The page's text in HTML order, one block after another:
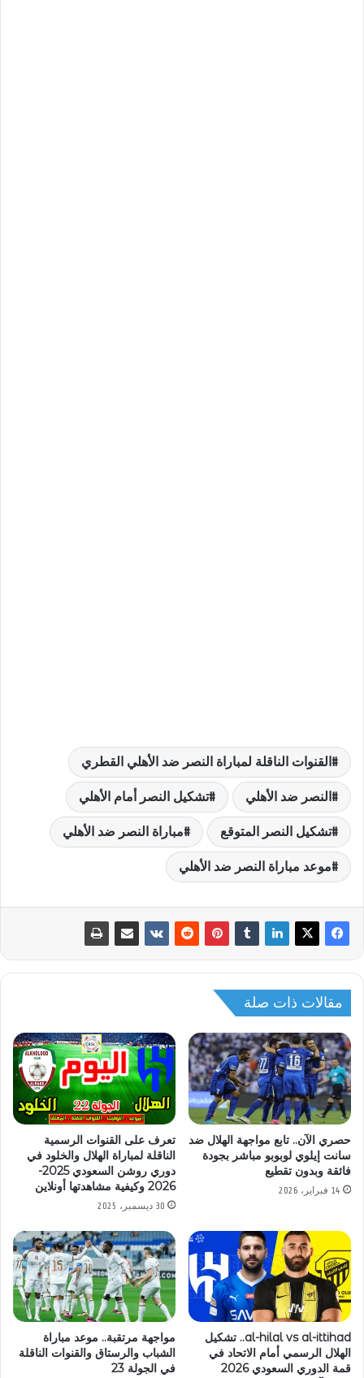
القنوات الناقلة لمباراة النصر ضد الأهلي القطري
النصر ضد الأهلي تشكيل النصر أمام الأهلي
تشكيل النصر المتوقع مباراة النصر ضد الأهلي
موعد مباراة النصر ضد الأهلي
مقالات ذات صلة
حصري الآن.. تابع مواجهة الهلال ضد
سانت إيلوي لوبوبو مباشر بجودة
فائقة وبدون تقطيع
14 فبراير، 2026
تعرف على القنوات الرسمية
الناقلة لمباراة الهلال والخلود في
دوري روشن السعودي 2025-
2026 وكيفية مشاهدتها أونلاين
30 ديسمبر، 2025
al-hilal vs al-ittihad.. تشكيل
الهلال الرسمي أمام الاتحاد في
قمة الدوري السعودي 2026
مواجهة مرتقبة.. موعد مباراة
الشباب والرستاق والقنوات الناقلة
في الجولة 23